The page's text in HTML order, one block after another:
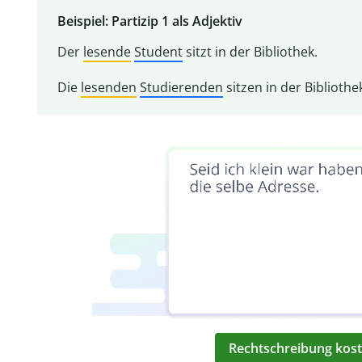
Beispiel: Partizip 1 als Adjektiv
Der lesendeStudentsitzt in der Bibliothek.
Die lesenden Studierenden sitzen in der
Rechtschreibung